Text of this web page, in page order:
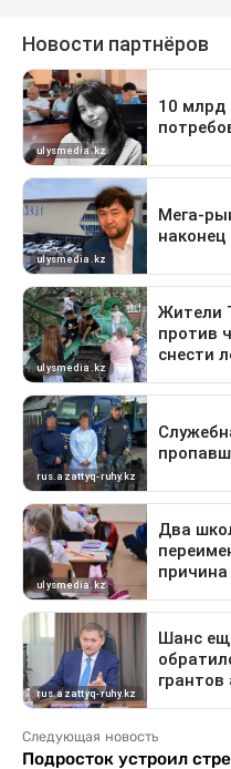
Следующая новость
Подросток устроил